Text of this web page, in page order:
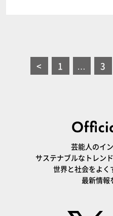
< 1 … 3
芸能人のイ
サステナブルなトレン
世界と社会をよく
最新情報